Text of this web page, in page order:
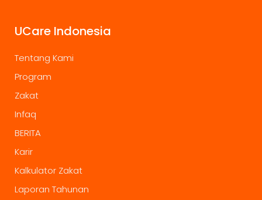
UCare Indonesia
Tentang Kami
Program
Zakat
Infaq
BERITA
Karir
Kalkulator Zakat
Laporan Tahunan